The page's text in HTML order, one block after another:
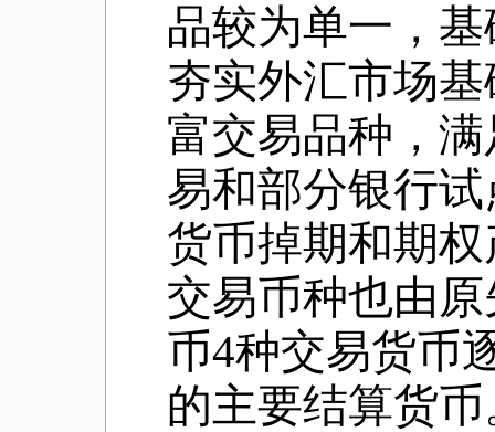
品较为单一，
夯实外汇市场
富交易品种，
易和部分银行
货币掉期和期
交易币种也由
币4种交易货币
的主要结算货